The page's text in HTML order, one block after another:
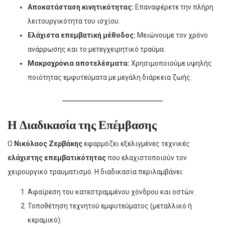
Αποκατάσταση κινητικότητας: Επαναφέρετε την πλήρη
λειτουργικότητα του ισχίου.
Ελάχιστα επεμβατική μέθοδος: Μειώνουμε τον χρόνο
ανάρρωσης και το μετεγχειρητικό τραύμα.
Μακροχρόνια αποτελέσματα: Χρησιμοποιούμε υψηλής
ποιότητας εμφυτεύματα με μεγάλη διάρκεια ζωής.
Η Διαδικασία της Επέμβασης
Ο Νικόλαος Ζερβάκηςεφαρμόζει εξελιγμένες τεχνικές
ελάχιστης επεμβατικότηταςπου ελαχιστοποιούν τον
χειρουργικό τραυματισμό. Η διαδικασία περιλαμβάνει:
Αφαίρεση του κατεστραμμένου χόνδρου και οστών.
Τοποθέτηση τεχνητού εμφυτεύματος (μεταλλικό ή
κεραμικό).